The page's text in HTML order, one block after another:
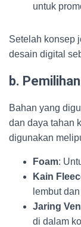
untuk
Setelah konsep
desain digital
b.
Bahan yang
dan daya tahan
digunakan
Foam:
Kain
lembut
Jaring
di dalam